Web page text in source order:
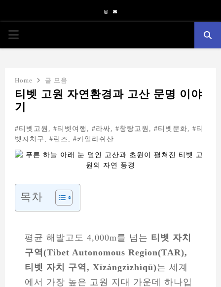
Instagram
Email
PRIMARY
Home 글 모음
티벳 고원 자연환경과 고산 문명 이야
기
#티벳고원, #티벳여행, #라싸, #창탕고원, #티벳문화, #티
벳자치구, #린즈, #카일라쉬산
목차
평균 해발고도 4,000m를 넘는 티벳 자치
구역(Tibet Autonomous Region(TAR),
티벳 자치 구역, Xīzàngzìzhìqū)는 세계
에서 가장 높은 고원 지대 가운데 하나입